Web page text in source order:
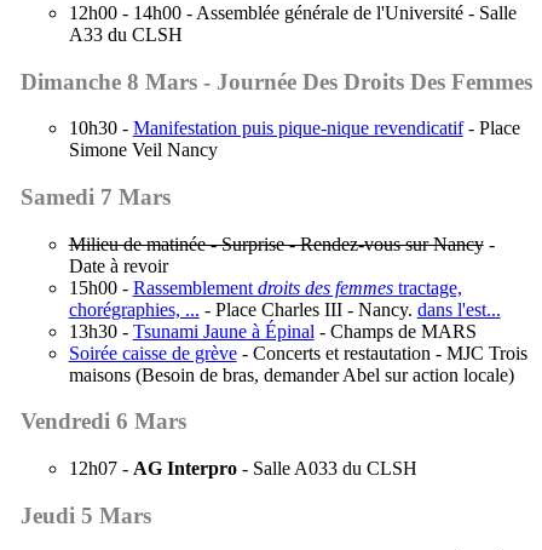
Jeudi 5 Mars
Vendredi 6 Mars
12h07 - AG Interpro- Salle A033 du CLSH
Samedi 7 Mars
Milieu de matinée - Surprise - Rendez-vous sur Nancy-
Date à revoir
15h00 - Rassemblement droits des femmestractage,
chorégraphies, ... - Place Charles III - Nancy. dans l'est...
13h30 - Tsunami Jaune à Épinal - Champs de MARS
Soirée caisse de grève- Concerts et restautation - MJC Trois
maisons (Besoin de bras, demander Abel sur action locale)
Dimanche 8 Mars - Journée Des Droits Des Femmes
10h30 - Manifestation puis pique-nique revendicatif- Place
Simone Veil Nancy
12h00 - 14h00 - Assemblée générale de l'Université - Salle
A33 du CLSH